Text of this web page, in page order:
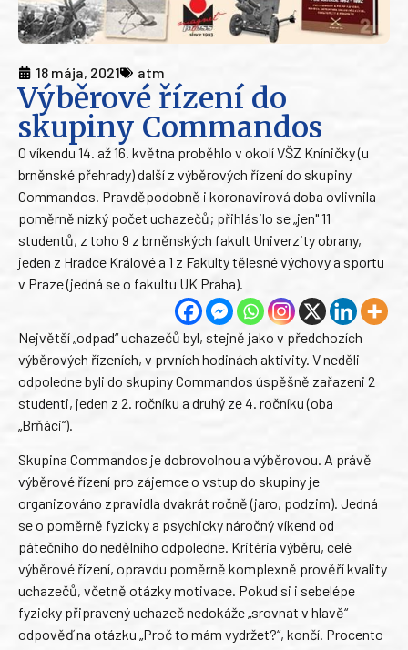
18 mája, 2021 atm
Výběrové řízení do
skupiny Commandos
O víkendu 14. až 16. května proběhlo v okolí VŠZ Kníničky (u
brněnské přehrady) další z výběrových řízení do skupiny
Commandos. Pravděpodobně i koronavirová doba ovlivnila
poměrně nízký počet uchazečů; přihlásilo se „jen" 11
studentů, z toho 9 z brněnských fakult Univerzity obrany,
jeden z Hradce Králové a 1 z Fakulty tělesné výchovy a sportu
v Praze (jedná se o fakultu UK Praha).
Největší „odpad“ uchazečů byl, stejně jako v předchozích
výběrových řízeních, v prvních hodinách aktivity. V neděli
odpoledne byli do skupiny Commandos úspěšně zařazeni 2
studenti, jeden z 2. ročníku a druhý ze 4. ročníku (oba
„Brňáci“).
Skupina Commandos je dobrovolnou a výběrovou. A právě
výběrové řízení pro zájemce o vstup do skupiny je
organizováno zpravidla dvakrát ročně (jaro, podzim). Jedná
se o poměrně fyzicky a psychicky náročný víkend od
pátečního do nedělního odpoledne. Kritéria výběru, celé
výběrové řízení, opravdu poměrně komplexně prověří kvality
uchazečů, včetně otázky motivace. Pokud si i sebelépe
fyzicky připravený uchazeč nedokáže „srovnat v hlavě“
odpověď na otázku „Proč to mám vydržet?“, končí. Procento